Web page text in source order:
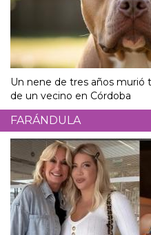
Un nene de tres años murió
de un vecino en Córdoba
FARÁNDULA